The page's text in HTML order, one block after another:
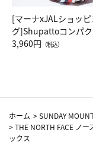
[マーナxJALショッピ
グ]Shupattoコンパ
Drop JAL客室乗務員
3,960円 （税込）
ホーム >SUNDAY
>THE NORTH FACE ノ
ックス